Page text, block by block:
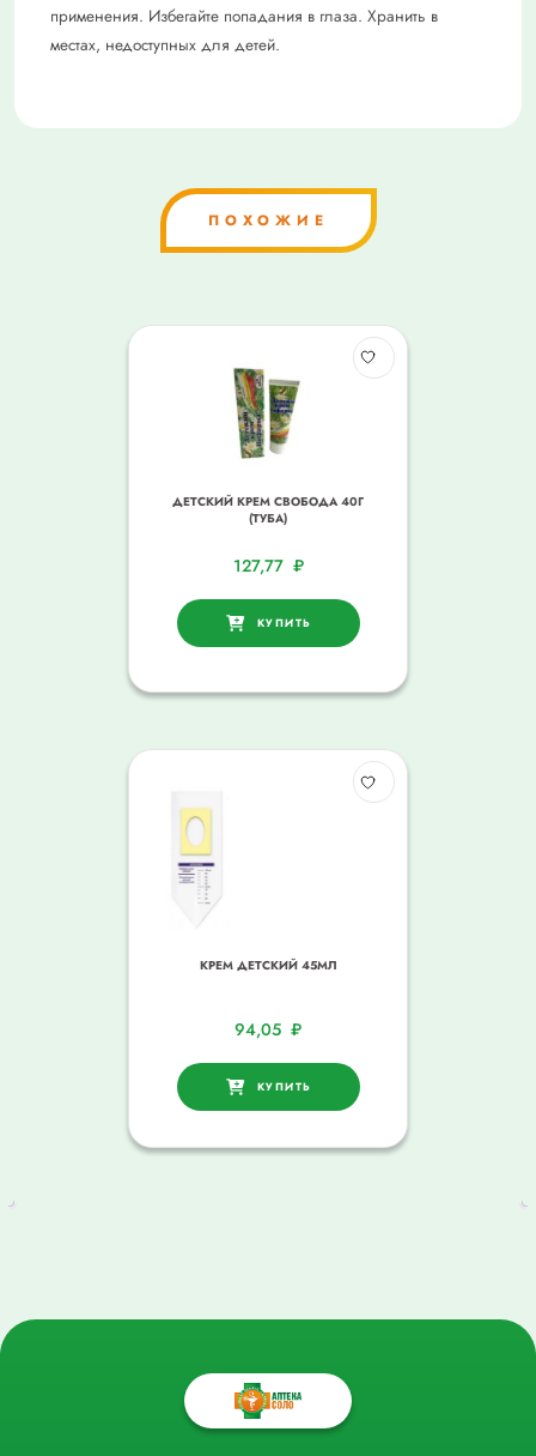
применения. Избегайте попадания в глаза. Хранить в
местах, недоступных для детей.
ПОХОЖИЕ
ДЕТСКИЙ КРЕМ СВОБОДА 40Г
(ТУБА)
127,77 ₽
КУПИТЬ
КРЕМ ДЕТСКИЙ 45МЛ
94,05 ₽
КУПИТЬ